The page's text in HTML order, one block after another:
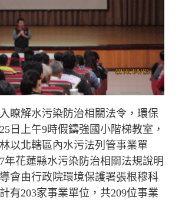
瞭解水污染防治相關法令，環保
日上午9時假鑄強國小階梯教室，
以北轄區內水污法列管事業單
年花蓮縣水污染防治相關法規說明
會由行政院環境保護署張根穆科
有203家事業單位，共209位事業